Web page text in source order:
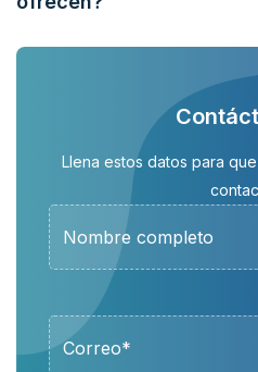
Llena estos datos para